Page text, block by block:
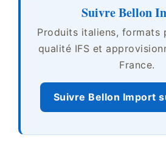
Suivre Bellon
Produits italiens, formats
qualité IFS et
France.
Suivre Bellon Import